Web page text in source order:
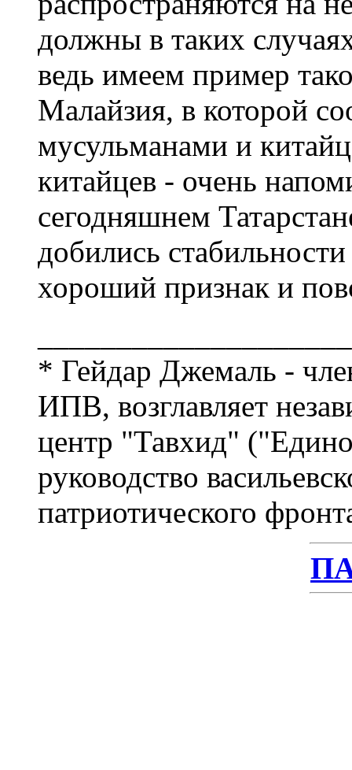
должны в таких
ведь имеем пример
Малайзия, в которой
мусульманами и
китайцев - очень
сегодняшнем
добились
хороший признак и
* Гейдар Джемаль -
ИПВ, возглавляет
центр "Тавхид"
руководство
патриотического